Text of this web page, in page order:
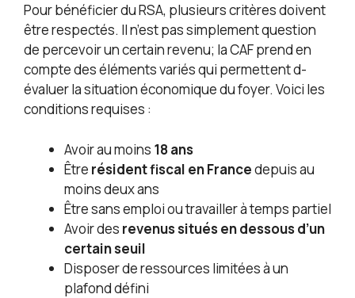
Pour bénéficier du RSA, plusieurs critères doivent
être respectés. Il n’est pas simplement question
de percevoir un certain revenu; la CAF prend en
compte des éléments variés qui permettent d-
évaluer la situation économique du foyer. Voici les
conditions requises :
Avoir au moins 18 ans
Être résident fiscal en Francedepuis au
moins deux ans
Être sans emploi ou travailler à temps partiel
Avoir des revenus situés en dessous d’un
certain seuil
Disposer de ressources limitées à un
plafond défini